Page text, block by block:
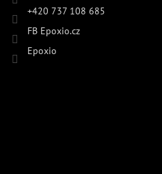
+420 737 108 685
FB Epoxio.cz
Epoxio